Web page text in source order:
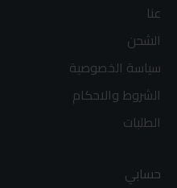
عنا
الشحن
سياسة الخصوصية
الشروط والاحكام
الطلبات
حسابي